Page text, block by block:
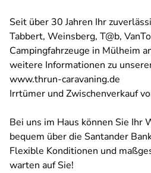
Seit über 30 Jahren Ihr
Tabbert, Weinsberg, T@b,
Campingfahrzeuge in Mülheim
weitere Informationen zu
www.thrun-caravaning.de
Irrtümer und Zwischenverkauf
Bei uns im Haus können Sie Ihr
bequem über die Santander
Flexible Konditionen und
warten auf Sie!